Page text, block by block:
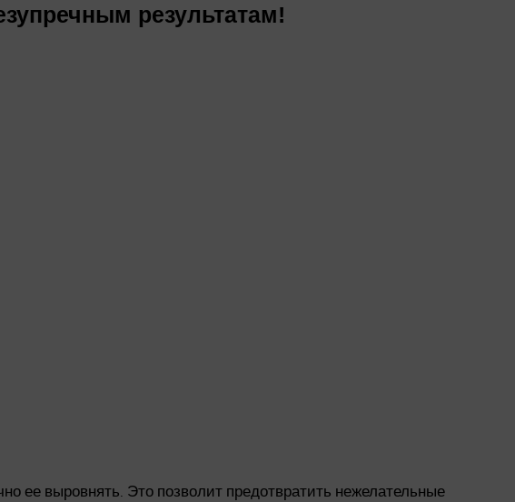
результатам!
ее выровнять. Это позволит предотвратить нежелательные